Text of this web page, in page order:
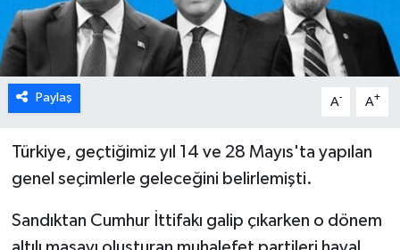
Paylaş A- A+
Türkiye, geçtiğimiz yıl 14 ve 28 Mayıs'ta yapılan
genel seçimlerle geleceğini belirlemişti.
Sandıktan Cumhur İttifakı galip çıkarken o dönem